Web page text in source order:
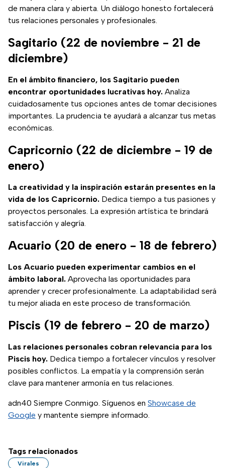
de manera clara y abierta. Un diálogo honesto fortalecerá
tus relaciones personales y profesionales.
Sagitario (22 de noviembre - 21 de
diciembre)
En el ámbito financiero, los Sagitario pueden
encontrar oportunidades lucrativas hoy. Analiza
cuidadosamente tus opciones antes de tomar decisiones
importantes. La prudencia te ayudará a alcanzar tus metas
económicas.
Capricornio (22 de diciembre - 19 de
enero)
La creatividad y la inspiración estarán presentes en la
vida de los Capricornio. Dedica tiempo a tus pasiones y
proyectos personales. La expresión artística te brindará
satisfacción y alegría.
Acuario (20 de enero - 18 de febrero)
Los Acuario pueden experimentar cambios en el
ámbito laboral. Aprovecha las oportunidades para
aprender y crecer profesionalmente. La adaptabilidad será
tu mejor aliada en este proceso de transformación.
Piscis (19 de febrero - 20 de marzo)
Las relaciones personales cobran relevancia para los
Piscis hoy. Dedica tiempo a fortalecer vínculos y resolver
posibles conflictos. La empatía y la comprensión serán
clave para mantener armonía en tus relaciones.
adn40 Siempre Conmigo. Síguenos en Showcase de
Google y mantente siempre informado.
Tags relacionados
Virales